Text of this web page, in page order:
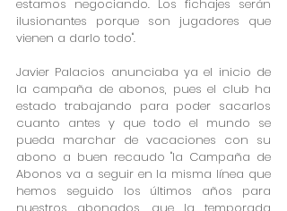
estamos negociando. Los fichajes serán
ilusionantes porque son jugadores que
vienen a darlo todo".
Javier Palacios anunciaba ya el inicio de
la campaña de abonos, pues el club ha
estado trabajando para poder sacarlos
cuanto antes y que todo el mundo se
pueda marchar de vacaciones con su
abono a buen recaudo "la Campaña de
Abonos va a seguir en la misma línea que
hemos seguido los últimos años para